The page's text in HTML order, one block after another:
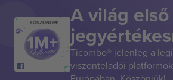
KÖSZÖNÖM! A világ
Ticombo® jelenleg a
viszonteladói